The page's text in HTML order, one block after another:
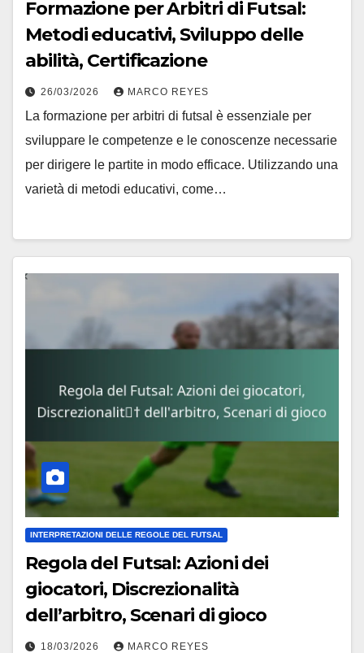
Formazione per Arbitri di Futsal:
Metodi educativi, Sviluppo delle
abilità, Certificazione
26/03/2026 MARCO REYES
La formazione per arbitri di futsal è essenziale per
sviluppare le competenze e le conoscenze necessarie
per dirigere le partite in modo efficace. Utilizzando una
varietà di metodi educativi, come…
INTERPRETAZIONI DELLE REGOLE DEL FUTSAL
Regola del Futsal: Azioni dei
giocatori, Discrezionalità
dell’arbitro, Scenari di gioco
18/03/2026 MARCO REYES